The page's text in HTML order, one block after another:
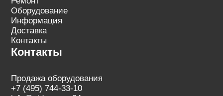
Оборудование
Информация
Доставка
Контакты
Контакты
Продажа оборудования
+7 (495) 744-33-10